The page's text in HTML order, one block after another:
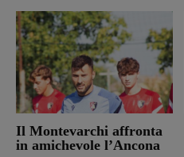
Il Montevarchi affronta
in amichevole l’Ancona